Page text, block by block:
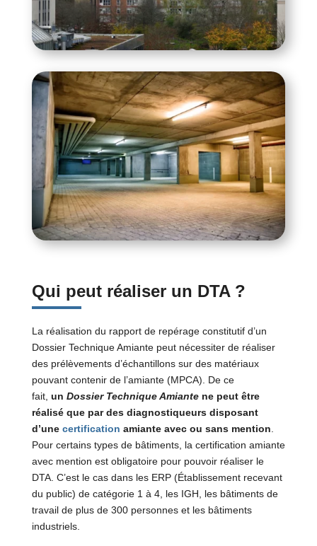
Qui peut réaliser un DTA ?
La réalisation du rapport de repérage constitutif d’un
Dossier Technique Amiante peut nécessiter de réaliser
des prélèvements d’échantillons sur des matériaux
pouvant contenir de l’amiante (MPCA). De ce
fait, un Dossier Technique Amiantene peut être
réalisé que par des diagnostiqueurs disposant
d’une certification amiante avec ou sans mention
Pour certains types de bâtiments, la certification amiante
avec mention est obligatoire pour pouvoir réaliser le
DTA. C’est le cas dans les ERP (Établissement recevant
du public) de catégorie 1 à 4, les IGH, les bâtiments de
travail de plus de 300 personnes et les bâtiments
industriels.